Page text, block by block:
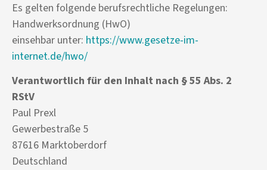
Es gelten folgende berufsrechtliche Regelungen:
Handwerksordnung (HwO)
einsehbar unter: https://www.gesetze-im-
internet.de/hwo/
Verantwortlich für den Inhalt nach § 55 Abs. 2
RStV
Paul Prexl
Gewerbestraße 5
87616 Marktoberdorf
Deutschland